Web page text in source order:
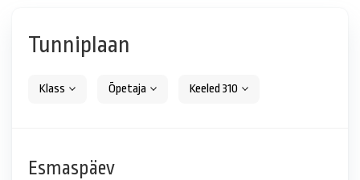
Tunniplaan
Klass Õpetaja Keeled 310
Esmaspäev